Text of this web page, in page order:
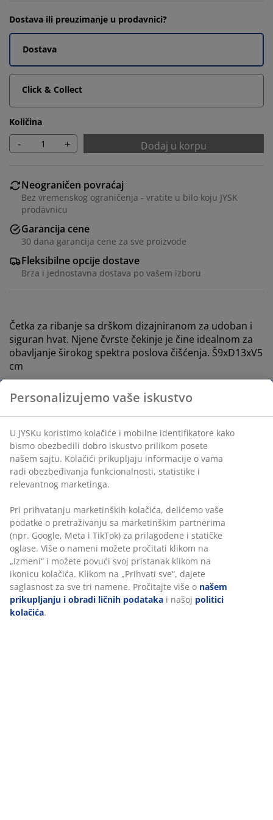
Dostava ili preuzimanje u prodavnici?
Dostava
Click & Collect
Količina
- + Dodaj u korpu
Neograničen povraćaj
Bez vremenskog ograničenja - vratite u bilo koju JYSK
prodavnicu
Garancija cene
30 dana garancija cene za sve proizvode
Fleksibilne opcije dostave
Brza i jednostavna dostava po vašem izboru
Četka za ribanje sa drškom dizajniranom za udoban i
siguran hvat. Njene čvrste čekinje je čine idealnom za
obavljanje širokog spektra poslova čišćenja. Š9xD13xV5
cm
Šifra artikla: 4912875
Tehnički podaci
Recenzije
(0)
Dostava
Personalizujemo vaše iskustvo
U JYSKu koristimo kolačiće i mobilne identifikatore kako
bismo obezbedili dobro iskustvo prilikom posete
našem sajtu. Kolačići prikupljaju informacije o vama
radi obezbeđivanja funkcionalnosti, statistike i
relevantnog marketinga.
Pri prihvatanju marketinških kolačića, delićemo vaše
podatke o pretraživanju sa marketinškim partnerima
(npr. Google, Meta i TikTok) za prilagođene i statičke
oglase. Više o nameni možete pročitati klikom na
„Izmeni“ i možete povući svoj pristanak klikom na
ikonicu kolačića. Klikom na „Prihvati sve“, dajete
saglasnost za sve tri namene. Pročitajte više o našem
prikupljanju i obradi ličnih podataka i našoj politici
kolačića.